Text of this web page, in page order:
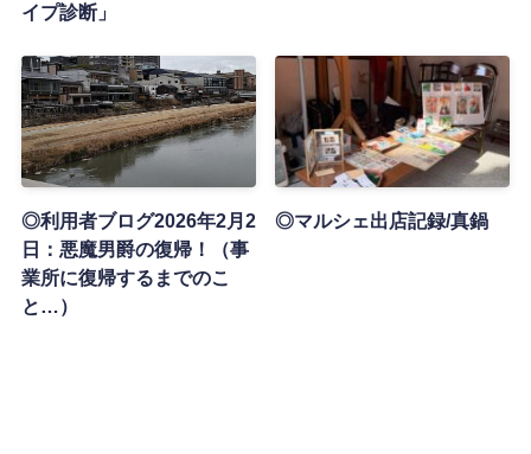
イプ診断」
◎利用者ブログ2026年2月2
日：悪魔男爵の復帰！（事
業所に復帰するまでのこ
と…）
◎マルシェ出店記録/真鍋